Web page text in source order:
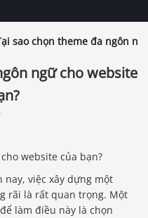
sao chọn theme đa ngôn
ngữ cho website
website của bạn?
nay, việc xây dựng một
rãi là rất quan trọng. Một
làm điều này là chọn